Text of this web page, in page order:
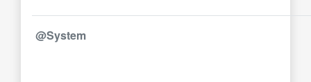
@System